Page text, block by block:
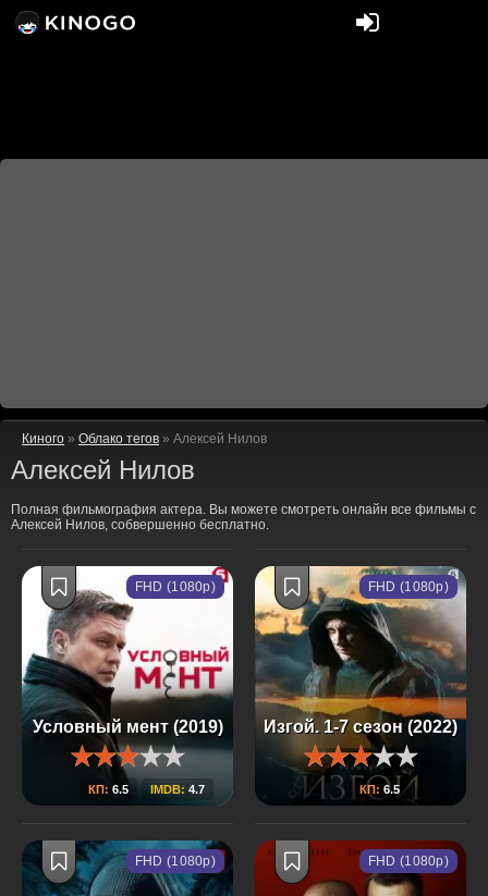
Киного » Облако тегов » Алексей Нилов
Алексей Нилов
Полная фильмография актера. Вы можете смотреть онлайн все фильмы с
Алексей Нилов, собвершенно бесплатно.
Условный мент (2019)
КП: 6.5 IMDB: 4.7
FHD (1080p)
Изгой. 1-7 сезон (2022)
КП: 6.5
FHD (1080p)
FHD (1080p) FHD (1080p)